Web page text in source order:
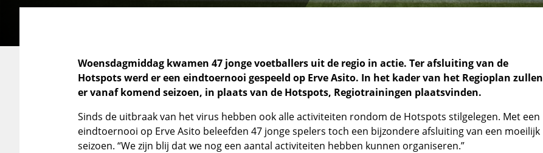
Woensdagmiddag kwamen 47 jonge voetballers uit de regio in actie. Ter afsluiting van de
Hotspots werd er een eindtoernooi gespeeld op Erve Asito. In het kader van het Regioplan zullen
er vanaf komend seizoen, in plaats van de Hotspots, Regiotrainingen plaatsvinden.
Sinds de uitbraak van het virus hebben ook alle activiteiten rondom de Hotspots stilgelegen. Met een
eindtoernooi op Erve Asito beleefden 47 jonge spelers toch een bijzondere afsluiting van een moeilijk
seizoen. “We zijn blij dat we nog een aantal activiteiten hebben kunnen organiseren.”